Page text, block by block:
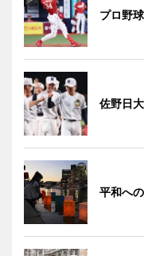
プロ野
佐野日
平和へ